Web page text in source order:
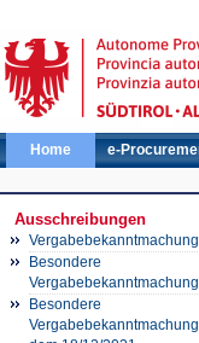
Home e-
Ausschreibungen
Besondere
Besondere